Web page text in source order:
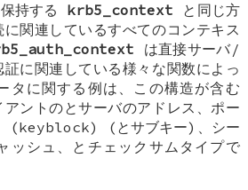
持する krb5_context と同じ方
関連しているすべてのコンテキス
は直接サーバ/
に関連している様々な関数によっ
タに関する例は、この構造が含む
ントのとサーバのアドレス、ポー
(keyblock) (とサブキー)、シー
ッシュ、とチェックサムタイプで